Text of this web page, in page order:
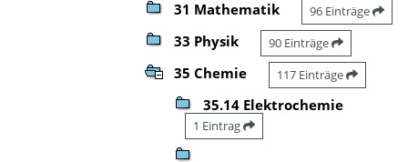
31 Mathematik 96 Einträge
33 Physik 90 Einträge
35 Chemie 117 Einträge
35.14 Elektrochemie
1 Eintrag